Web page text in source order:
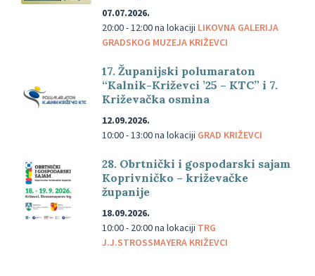
07.07.2026.
20:00 - 12:00na lokaciji LIKOVNA GALERIJA
GRADSKOG MUZEJA KRIŽEVCI
17. Županijski polumaraton
“Kalnik-Križevci ’25 – KTC” i 7.
Križevačka osmina
12.09.2026.
10:00 - 13:00na lokaciji GRAD KRIŽEVCI
28. Obrtnički i gospodarski sajam
Koprivničko – križevačke
županije
18.09.2026.
10:00 - 20:00na lokaciji TRG
J.J.STROSSMAYERA KRIŽEVCI